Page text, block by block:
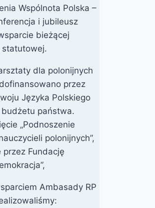
Wspólnota Polska –
i jubileusz
bieżącej
statutowej.
dla polonijnych
przez
Języka Polskiego
państwa.
„Podnoszenie
polonijnych”,
przez Fundację
Ambasady RP